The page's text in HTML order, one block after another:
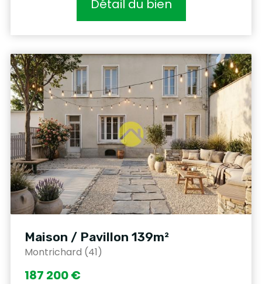
Détail du bien
Maison / Pavillon 139m²
Montrichard (41)
187 200 €